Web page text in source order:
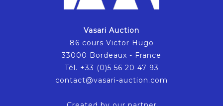
Vasari Auction
86 cours Victor Hugo
33000 Bordeaux - France
Tél. +33 (0)5 56 20 47 93
contact@vasari-auction.com